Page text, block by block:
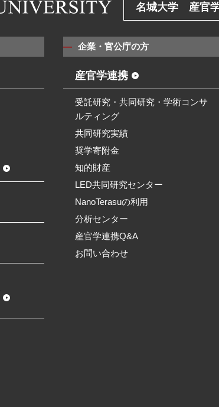
名城大学 産官学
企業・官公庁の方
産官学連携
受託研究・共同研究・学術コンサ
ルティング
共同研究実績
奨学寄附金
知的財産
LED共同研究センター
NanoTerasuの利用
分析センター
産官学連携Q&A
お問い合わせ